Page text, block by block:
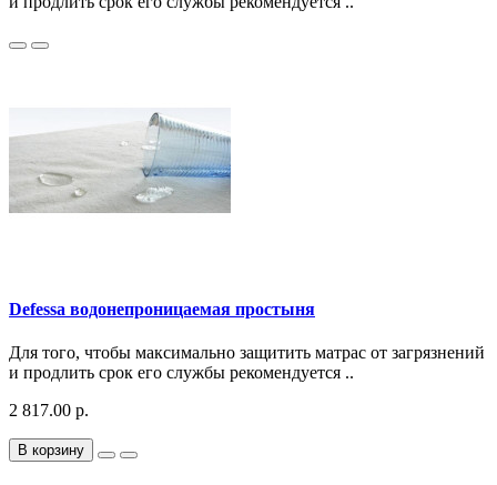
Defessa водонепроницаемая простыня
Для того, чтобы максимально защитить матрас от загрязнений
и продлить срок его службы рекомендуется ..
2 817.00 р.
В корзину